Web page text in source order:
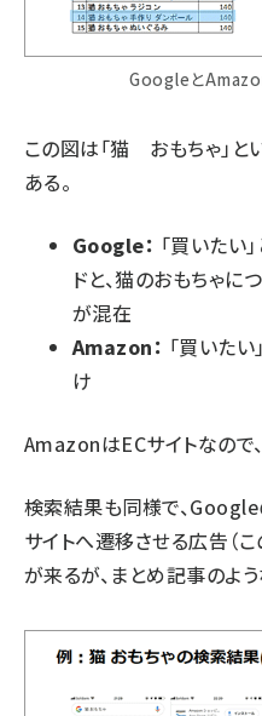
Googleと
この図は「猫 おもちゃ」と
ある。
Google： 「買いたい
ドと、猫のおもちゃに
が混在
Amazon： 「買いた
け
AmazonはECサイトなので
検索結果も同様で、Google
サイトへ遷移させる広告（
が来るが、まとめ記事のよ